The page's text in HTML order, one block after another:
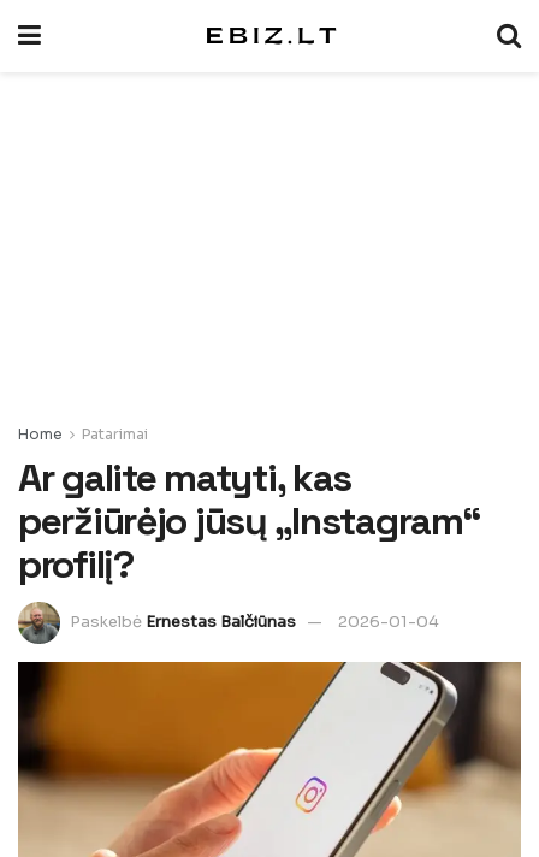
Home Patarimai
Ar galite matyti, kas
peržiūrėjo jūsų „Instagram“
profilį?
Paskelbė Ernestas Balčiūnas 2026-01-04